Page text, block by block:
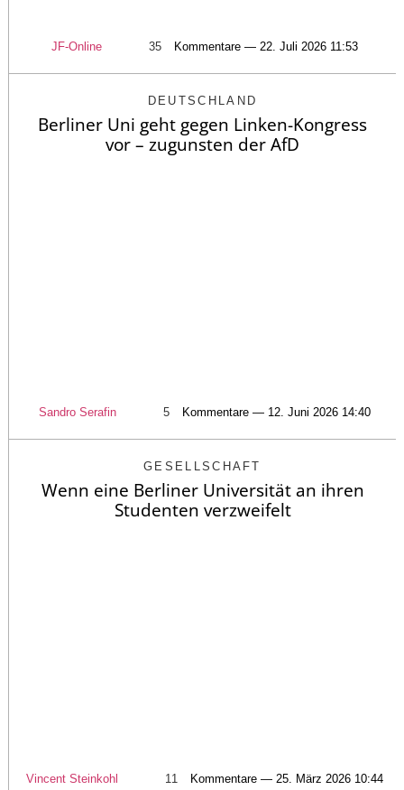
JF-Online 35 Kommentare — 22. Juli 2026 11:53
DEUTSCHLAND
Berliner Uni geht gegen Linken-Kongress
vor – zugunsten der AfD
Sandro Serafin 5 Kommentare — 12. Juni 2026 14:40
GESELLSCHAFT
Wenn eine Berliner Universität an ihren
Studenten verzweifelt
Vincent Steinkohl 11 Kommentare — 25. März 2026 10:44